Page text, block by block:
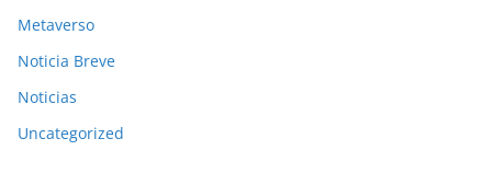
Metaverso
Noticia Breve
Noticias
Uncategorized